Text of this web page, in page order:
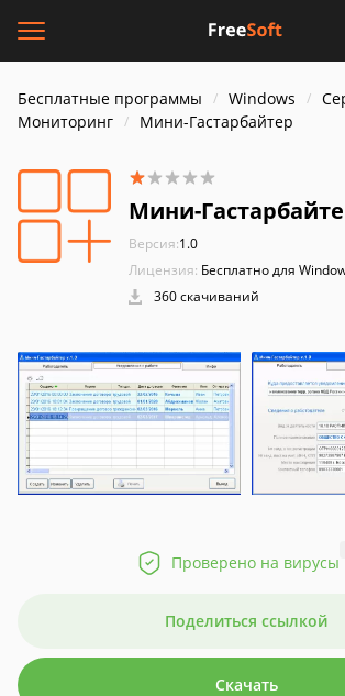
Бесплатные программы Windows
Мониторинг
Мини-Гастарбайтер
Мини-
Версия:1.0
Лицензия: Бесплатно для
360 скачиваний
Проверено на вирусы
Поделиться ссылкой
Скачать